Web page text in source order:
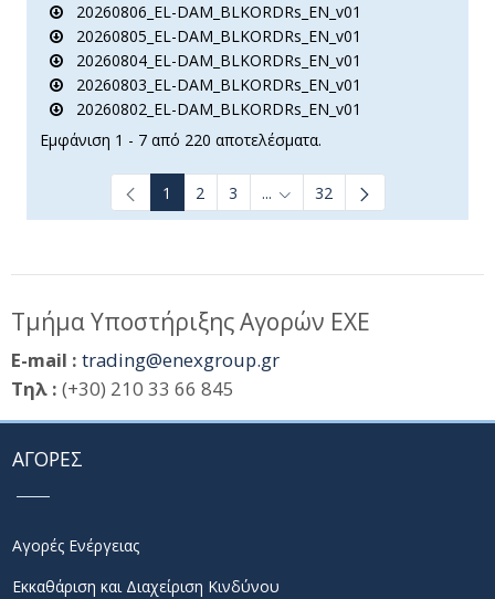
20260806_EL-DAM_BLKORDRs_EN_v01
20260805_EL-DAM_BLKORDRs_EN_v01
20260804_EL-DAM_BLKORDRs_EN_v01
20260803_EL-DAM_BLKORDRs_EN_v01
20260802_EL-DAM_BLKORDRs_EN_v01
Εμφάνιση 1 - 7 από 220 αποτελέσματα.
1 2 3 ... Ενδιάμεσες σελίδες Use
32
Τμήμα Υποστήριξης Αγορών ΕΧΕ
E-mail : trading@enexgroup.gr
Τηλ : (+30) 210 33 66 845
ΑΓΟΡΕΣ
Αγορές Ενέργειας
Εκκαθάριση και Διαχείριση Κινδύνου